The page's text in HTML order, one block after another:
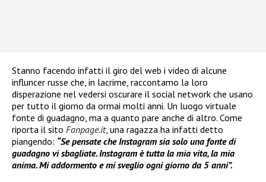
Stanno facendo infatti il giro del web i video di alcune
influncer russe che, in lacrime, raccontamo la loro
disperazione nel vedersi oscurare il social network che usano
per tutto il giorno da ormai molti anni. Un luogo virtuale
fonte di guadagno, ma a quanto pare anche di altro. Come
riporta il sito Fanpage.it, una ragazza ha infatti detto
piangendo: “Se pensate che Instagram sia solo una fonte di
guadagno vi sbagliate. Instagram è tutta la mia vita, la mia
anima. Mi addormento e mi sveglio ogni giorno da 5 anni”.